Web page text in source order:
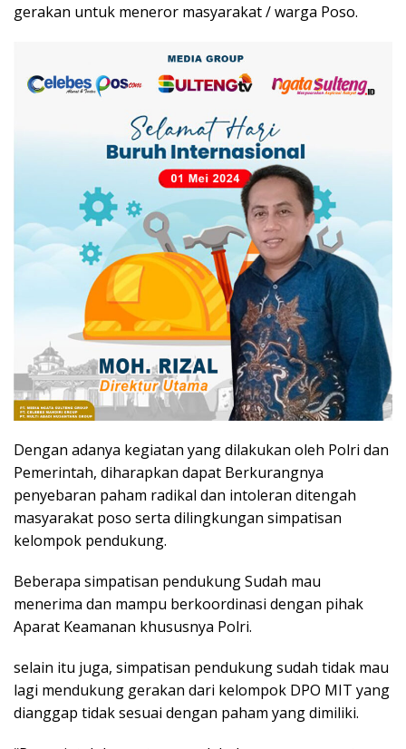
gerakan untuk meneror masyarakat / warga Poso.
Dengan adanya kegiatan yang dilakukan oleh Polri dan
Pemerintah, diharapkan dapat Berkurangnya
penyebaran paham radikal dan intoleran ditengah
masyarakat poso serta dilingkungan simpatisan
kelompok pendukung.
Beberapa simpatisan pendukung Sudah mau
menerima dan mampu berkoordinasi dengan pihak
Aparat Keamanan khususnya Polri.
selain itu juga, simpatisan pendukung sudah tidak mau
lagi mendukung gerakan dari kelompok DPO MIT yang
dianggap tidak sesuai dengan paham yang dimiliki.